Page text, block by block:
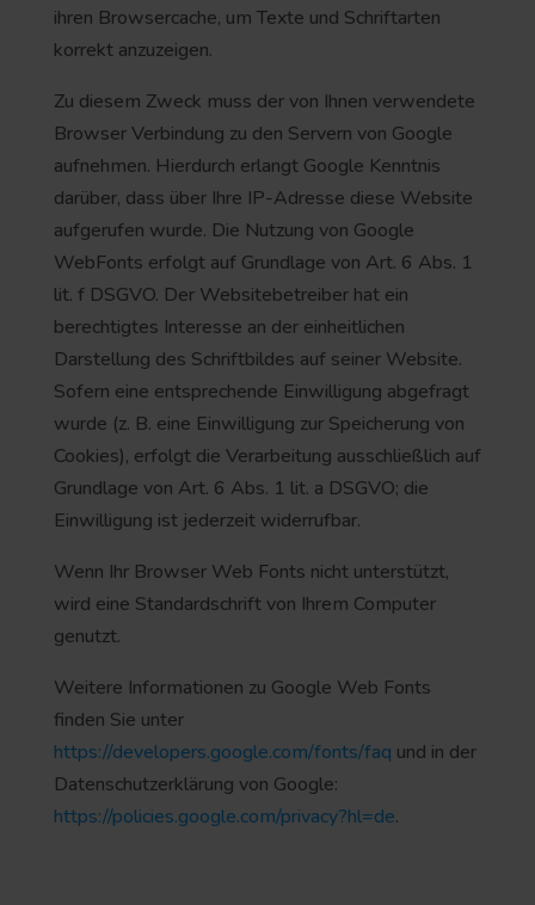
ihren Browsercache, um Texte und Schriftarten
korrekt anzuzeigen.
Zu diesem Zweck muss der von Ihnen verwendete
Browser Verbindung zu den Servern von Google
aufnehmen. Hierdurch erlangt Google Kenntnis
darüber, dass über Ihre IP-Adresse diese Website
aufgerufen wurde. Die Nutzung von Google
WebFonts erfolgt auf Grundlage von Art. 6 Abs. 1
lit. f DSGVO. Der Websitebetreiber hat ein
berechtigtes Interesse an der einheitlichen
Darstellung des Schriftbildes auf seiner Website.
Sofern eine entsprechende Einwilligung abgefragt
wurde (z. B. eine Einwilligung zur Speicherung von
Cookies), erfolgt die Verarbeitung ausschließlich auf
Grundlage von Art. 6 Abs. 1 lit. a DSGVO; die
Einwilligung ist jederzeit widerrufbar.
Wenn Ihr Browser Web Fonts nicht unterstützt,
wird eine Standardschrift von Ihrem Computer
genutzt.
Weitere Informationen zu Google Web Fonts
finden Sie unter
https://developers.google.com/fonts/faq und in der
Datenschutzerklärung von Google:
https://policies.google.com/privacy?hl=de.